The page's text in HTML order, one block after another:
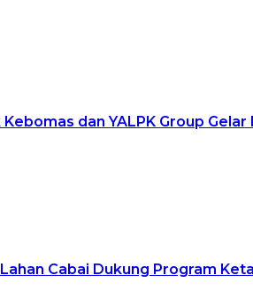
dan YALPK Group Gelar
Cabai Dukung Program